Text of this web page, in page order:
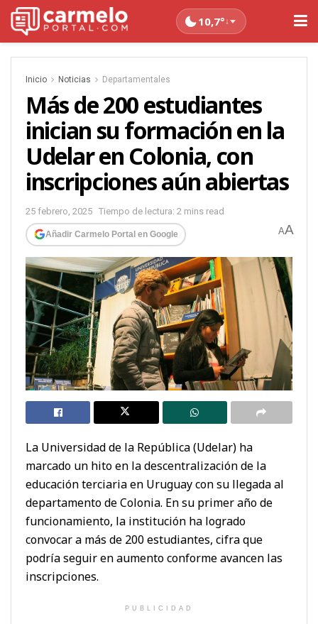
10,7°↓
Inicio Noticias Departamentales
Más de 200 estudiantes
inician su formación en la
Udelar en Colonia, con
inscripciones aún abiertas
25 febrero, 2025 Tiempo de lectura: 2 mins read
Añadir Carmelo Portal en Google AA
La Universidad de la República (Udelar) ha
marcado un hito en la descentralización de la
educación terciaria en Uruguay con su llegada al
departamento de Colonia. En su primer año de
funcionamiento, la institución ha logrado
convocar a más de 200 estudiantes, cifra que
podría seguir en aumento conforme avancen las
inscripciones.
PUBLICIDAD